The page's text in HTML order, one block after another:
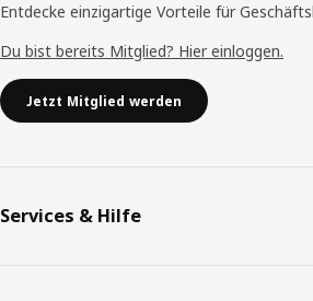
Entdecke einzigartige Vorteile für
Du bist bereits Mitglied? Hier einloggen.
Jetzt Mitglied werden
Services & Hilfe